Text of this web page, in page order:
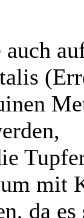
mit
da es